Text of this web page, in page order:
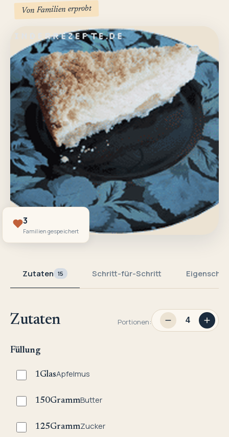
Von Familien erprobt
3
Familien gespeichert
Zutaten 15 Schritt-für-Schritt
Zutaten Portionen:
Füllung
1GlasApfelmus
150GrammButter
125GrammZucker